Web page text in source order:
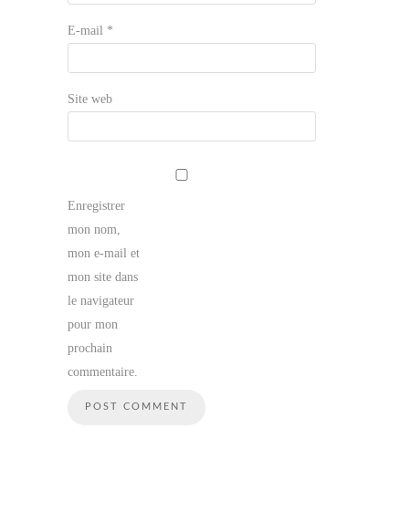
E-mail *
Site web
Enregistrer
mon nom,
mon e-mail et
mon site dans
le navigateur
pour mon
prochain
commentaire.